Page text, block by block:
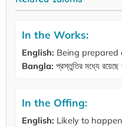
In the Works:
English: Being prepared
Bangla: প্রস্তুতির মধ্যে রয়েছে
In the Offing:
English: Likely to